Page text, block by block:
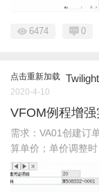
6474 0
点击重新加载 Twilight
2020-4-10
VFOM例程增
需求：VA01创建订
算单价；单价调整时